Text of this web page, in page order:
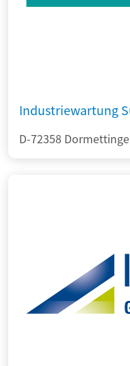
Industriewartung
D-72358